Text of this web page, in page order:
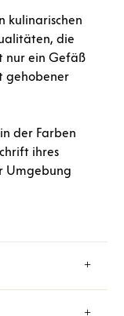
kulinarischen
die
nur ein Gefäß
gehobener
der Farben
ihres
Umgebung